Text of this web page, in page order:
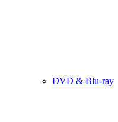
DVD & Blu-ray